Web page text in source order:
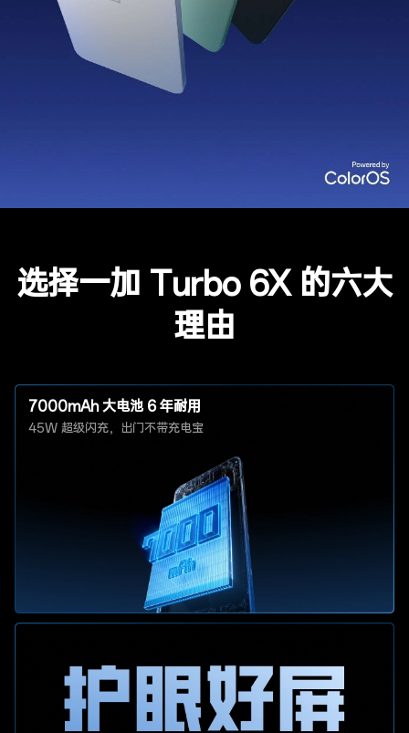
选择一加 Turbo 6X 的六大
理由
7000mAh 大电池 6 年耐用
45W 超级闪充，出门不带充电宝